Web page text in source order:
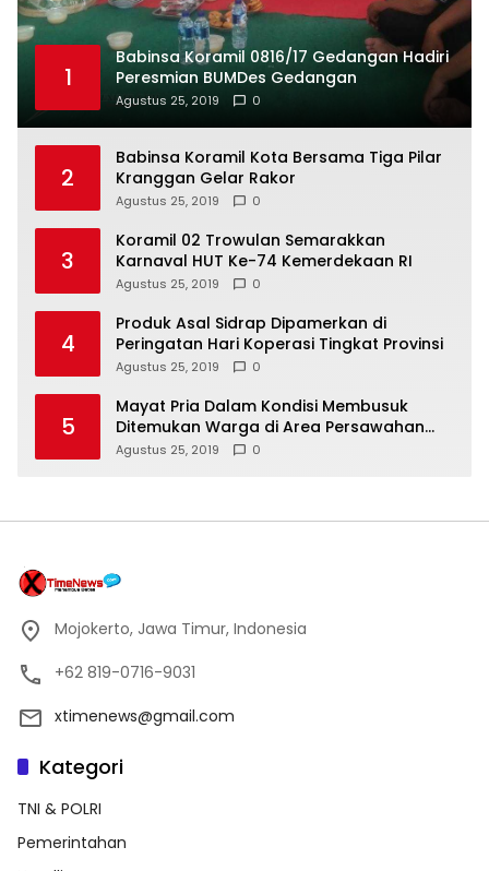
1
Babinsa Koramil 0816/17 Gedangan Hadiri
Peresmian BUMDes Gedangan
Agustus 25, 2019 0
2
Babinsa Koramil Kota Bersama Tiga Pilar
Kranggan Gelar Rakor
Agustus 25, 2019 0
3
Koramil 02 Trowulan Semarakkan
Karnaval HUT Ke-74 Kemerdekaan RI
Agustus 25, 2019 0
4
Produk Asal Sidrap Dipamerkan di
Peringatan Hari Koperasi Tingkat Provinsi
Agustus 25, 2019 0
5
Mayat Pria Dalam Kondisi Membusuk
Ditemukan Warga di Area Persawahan
Sidoarjo
Agustus 25, 2019 0
Mojokerto, Jawa Timur, Indonesia
+62 819-0716-9031
xtimenews@gmail.com
Kategori
TNI & POLRI
Pemerintahan